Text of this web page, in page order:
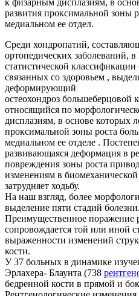
к физарным дисплазиям, в
развития проксимальной зоны
медиальном ее отдел.
Среди хондропатий,
ортопедических заболеваний,
статистической
связанных со здоровьем ,
деформирующий
остеохондроз большеберцовой
относящийся по
дисплазиям, в основе которых
проксимальной зоны роста
медиальном ее отделе .
развивающаяся деформация в
повреждения зоны роста
изменениям в
затрудняет ходьбу.
На наш взгляд, более
выделение пяти стадий болезни.
Преимущественное поражение
сопровождается той или иной
выраженности изменений
кости.
У 37 больных в динамике
Эрлахера- Блаунта (738
бедренной кости в прямой и